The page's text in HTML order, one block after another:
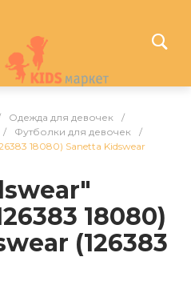
Одежда для девочек
/
/ Футболки для девочек
/
18080) Sanetta Kidswear
18080)
(126383